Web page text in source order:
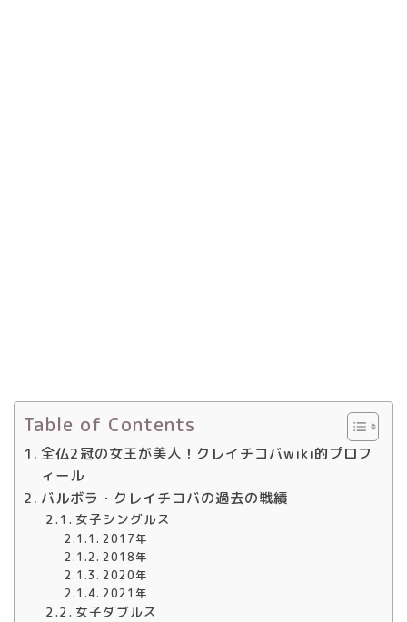
Table of Contents
全仏2冠の女王が美人！クレイチコバwiki的プロフ
ィール
バルボラ・クレイチコバの過去の戦績
女子シングルス
2017年
2018年
2020年
2021年
女子ダブルス